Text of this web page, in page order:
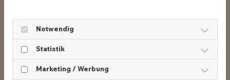
Datenschutz *
genommen und akzeptiere diese hiermit ausdrücklich.
Einwilligung*
Notwendig
Statistik
Marketing / Werbung